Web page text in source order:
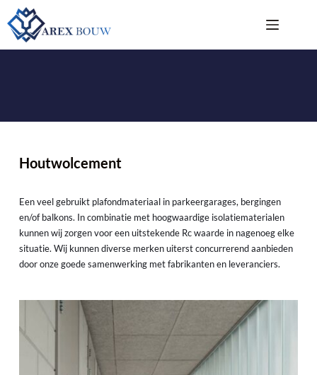
content
Houtwolcement
Een veel gebruikt plafondmateriaal in parkeergarages, bergingen
en/of balkons. In combinatie met hoogwaardige isolatiematerialen
kunnen wij zorgen voor een uitstekende Rc waarde in nagenoeg elke
situatie. Wij kunnen diverse merken uiterst concurrerend aanbieden
door onze goede samenwerking met fabrikanten en leveranciers.